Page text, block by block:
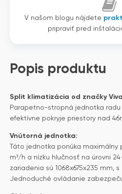
V našom blogu nájdete
pripraviť pred
Popis produktu
Split klimatizácia od značky
Parapetno-stropná jednotka radu
efektívne pokryje priestory nad
Vnútorná jednotka:
Táto jednotka ponúka maximálny
m³/h a nízku hlučnosť na úrovni
zariadenia sú 1068x675x235 mm,
Jednoduché ovládanie